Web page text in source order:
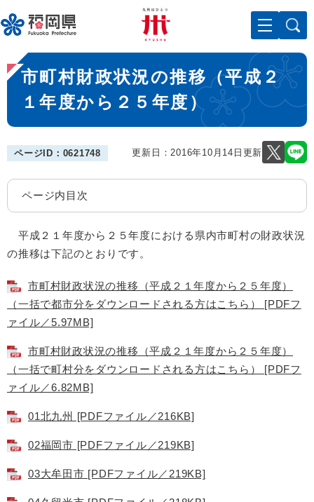
ー
ジ
先
頭
。
メニューを飛ばして本文へ
本
文
市町村財政状況の推移（平成２
１年度から２５年度）
ページID：0621748 更新日：2016年10月14日更新
ページ内目次
平成２１年度から２５年度における県内市町村の財政状況
の推移は下記のとおりです。
市町村財政状況の推移（平成２１年度から２５年度）
（一括で都市分をダウンロードされる方はこちら） [PDFフ
ァイル／5.97MB]
市町村財政状況の推移（平成２１年度から２５年度）
（一括で町村分をダウンロードされる方はこちら） [PDFフ
ァイル／6.82MB]
01北九州 [PDFファイル／216KB]
02福岡市 [PDFファイル／219KB]
03大牟田市 [PDFファイル／219KB]